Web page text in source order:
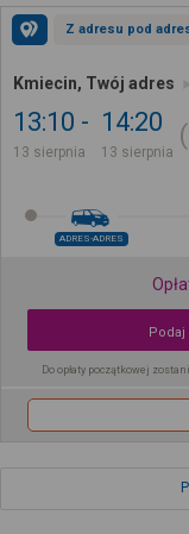
Z adresu pod
Kmiecin, Twój adres
13:10
13 sierpnia
14:20
13 sierpnia
ADRES-ADRES
Podaj
Do opłaty początkowej